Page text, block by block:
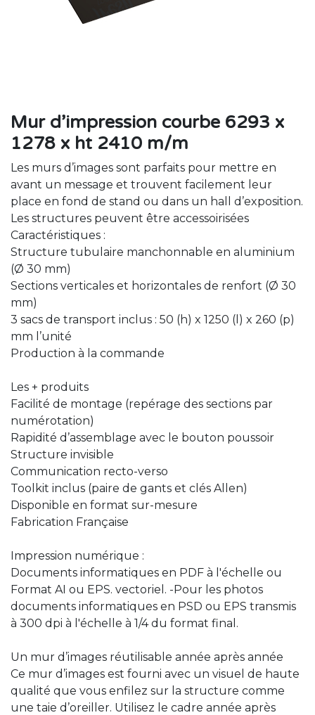
Mur d’impression courbe 6293 x
1278 x ht 2410 m/m
Les murs d’images sont parfaits pour mettre en
avant un message et trouvent facilement leur
place en fond de stand ou dans un hall d’exposition.
Les structures peuvent être accessoirisées
Caractéristiques :
Structure tubulaire manchonnable en aluminium
(Ø 30 mm)
Sections verticales et horizontales de renfort (Ø 30
mm)
3 sacs de transport inclus : 50 (h) x 1250 (l) x 260 (p)
mm l’unité
Production à la commande
Les + produits
Facilité de montage (repérage des sections par
numérotation)
Rapidité d’assemblage avec le bouton poussoir
Structure invisible
Communication recto-verso
Toolkit inclus (paire de gants et clés Allen)
Disponible en format sur-mesure
Fabrication Française
Impression numérique :
Documents informatiques en PDF à l'échelle ou
Format AI ou EPS. vectoriel. -Pour les photos
documents informatiques en PSD ou EPS transmis
à 300 dpi à l'échelle à 1/4 du format final.
Un mur d’images réutilisable année après année
Ce mur d’images est fourni avec un visuel de haute
qualité que vous enfilez sur la structure comme
une taie d’oreiller. Utilisez le cadre année après